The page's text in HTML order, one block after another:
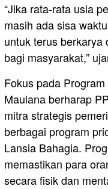
“Jika rata-rata usia
masih ada sisa
untuk terus berkarya
bagi masyarakat,”
Fokus pada Program
Maulana berharap
mitra strategis
berbagai program
Lansia Bahagia.
memastikan para
secara fisik dan